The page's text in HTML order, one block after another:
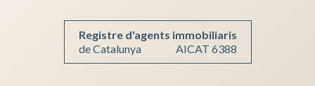
Registre d'agents immobiliaris
de Catalunya
AICAT 6388